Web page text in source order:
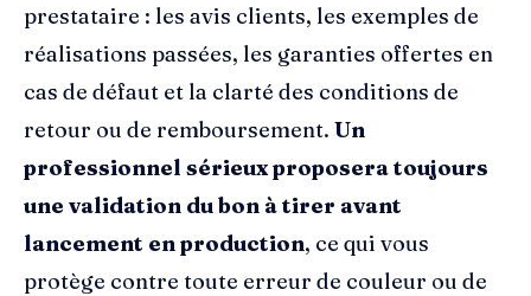
prestataire : les avis clients, les exemples de
réalisations passées, les garanties offertes en
cas de défaut et la clarté des conditions de
retour ou de remboursement. Un
professionnel sérieux proposera toujours
une validation du bon à tirer avant
lancement en production, ce qui vous
protège contre toute erreur de couleur ou de